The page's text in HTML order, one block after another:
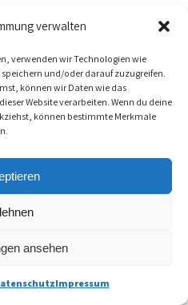
verwalten
verwenden wir Technologien wie
und/oder darauf zuzugreifen.
können wir Daten wie das
Website verarbeiten. Wenn du deine
können bestimmte Merkmale
ansehen
Impressum
um Handstand
Voraussetzungen
ab. Bei regelmäßigem
Handstand
zu einem Jahr lernen. Bei
werden, kann es
wir hier als mindestens 2
Handstandtraining nach